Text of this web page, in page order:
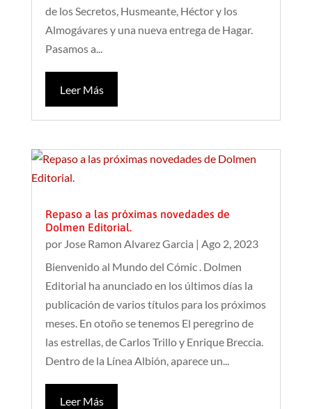
de los Secretos, Husmeante, Héctor y los
Almogávares y una nueva entrega de Hagar.
Pasamos a...
Leer Más
Repaso a las próximas novedades de
Dolmen Editorial.
por Jose Ramon Alvarez Garcia | Ago 2, 2023
Bienvenido al Mundo del Cómic . Dolmen
Editorial ha anunciado en los últimos días la
publicación de varios títulos para los próximos
meses. En otoño se tenemos El peregrino de
las estrellas, de Carlos Trillo y Enrique Breccia.
Dentro de la Línea Albión, aparece un...
Leer Más